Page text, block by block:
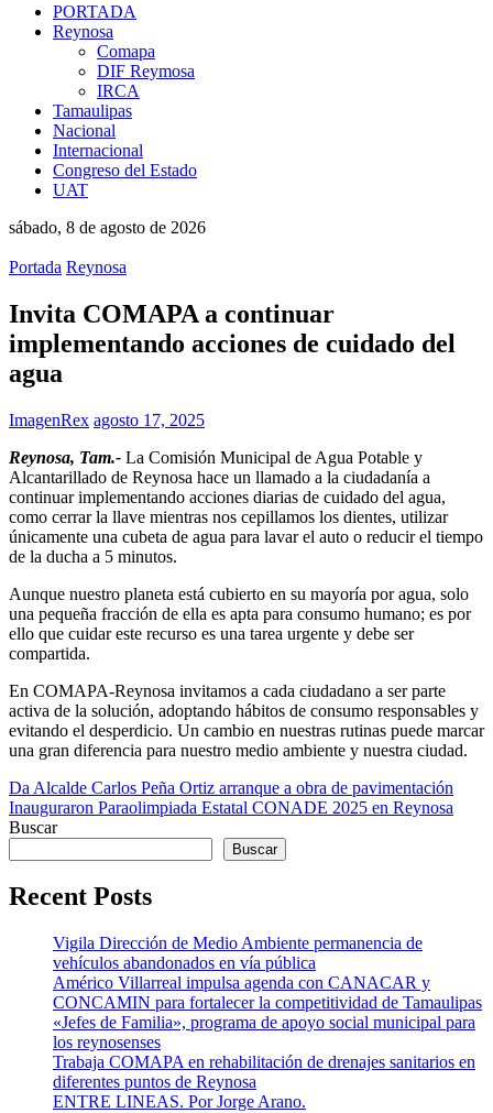
PORTADA
Reynosa
Comapa
DIF Reymosa
IRCA
Tamaulipas
Nacional
Internacional
Congreso del Estado
UAT
sábado, 8 de agosto de 2026
Portada Reynosa
Invita COMAPA a continuar
implementando acciones de cuidado del
agua
ImagenRex agosto 17, 2025
Reynosa, Tam.- La Comisión Municipal de Agua Potable y
Alcantarillado de Reynosa hace un llamado a la ciudadanía a
continuar implementando acciones diarias de cuidado del agua,
como cerrar la llave mientras nos cepillamos los dientes, utilizar
únicamente una cubeta de agua para lavar el auto o reducir el tiempo
de la ducha a 5 minutos.
Aunque nuestro planeta está cubierto en su mayoría por agua, solo
una pequeña fracción de ella es apta para consumo humano; es por
ello que cuidar este recurso es una tarea urgente y debe ser
compartida.
En COMAPA-Reynosa invitamos a cada ciudadano a ser parte
activa de la solución, adoptando hábitos de consumo responsables y
evitando el desperdicio. Un cambio en nuestras rutinas puede marcar
una gran diferencia para nuestro medio ambiente y nuestra ciudad.
Navegación
de
Da Alcalde Carlos Peña Ortiz arranque a obra de pavimentación
Inauguraron Paraolimpiada Estatal CONADE 2025 en Reynosa
Buscar
Buscar
Recent Posts
Vigila Dirección de Medio Ambiente permanencia de
vehículos abandonados en vía pública
Américo Villarreal impulsa agenda con CANACAR y
CONCAMIN para fortalecer la competitividad de Tamaulipas
«Jefes de Familia», programa de apoyo social municipal para
los reynosenses
Trabaja COMAPA en rehabilitación de drenajes sanitarios en
diferentes puntos de Reynosa
ENTRE LINEAS. Por Jorge Arano.